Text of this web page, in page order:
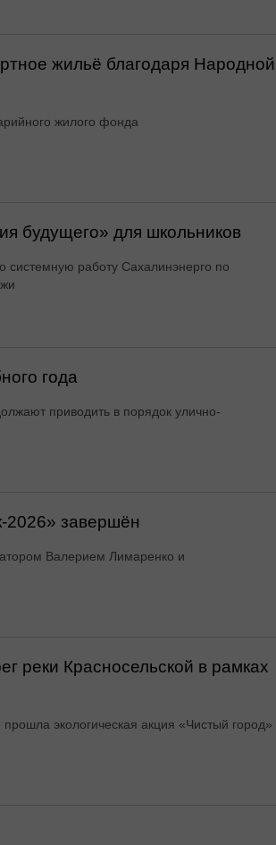
жильё благодаря Народной
жилого фонда
будущего» для школьников
системную работу Сахалинэнерго по
года
приводить в порядок улично-
завершён
Валерием Лимаренко и
реки Красносельской в рамках
экологическая акция «Чистый город»